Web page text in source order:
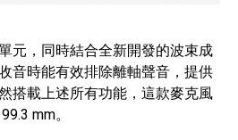
元，同時結合全新開發的波束成
音時能有效排除離軸聲音，提供
搭載上述所有功能，這款麥克風
mm。